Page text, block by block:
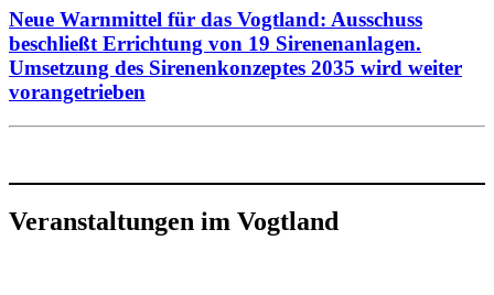
Neue Warnmittel für das Vogtland: Ausschuss
beschließt Errichtung von 19 Sirenenanlagen.
Umsetzung des Sirenenkonzeptes 2035 wird weiter
vorangetrieben
Veranstaltungen im Vogtland